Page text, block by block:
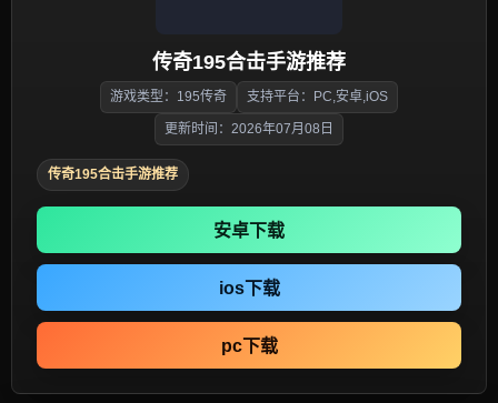
传奇195合击手游推荐
游戏类型：195传奇 支持平台：PC,安卓,iOS
更新时间：2026年07月08日
传奇195合击手游推荐
安卓下载
ios下载
pc下载